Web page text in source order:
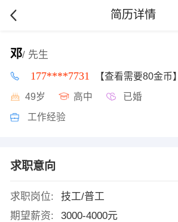
简历详情
邓/ 先生
177****7731 【查看需要80金币】
49岁 高中 已婚
工作经验
求职意向
求职岗位:
技工/普工
期望薪资:
3000-4000元